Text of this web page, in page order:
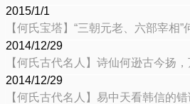
2015/1/1
【何氏宝塔】“三朝元老、六部宰相”
2014/12/29
【何氏古代名人】诗仙何逊古今扬
2014/12/29
【何氏古代名人】易中天看韩信的错